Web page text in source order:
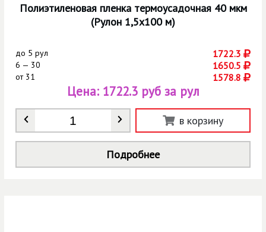
Полиэтиленовая пленка термоусадочная 40 мкм
(Рулон 1,5х100 м)
до 5 рул 1722.3
6 — 30 1650.5
от31 1578.8
Количество
Цена: 1722.3 руб за рул
в корзину
Подробнее